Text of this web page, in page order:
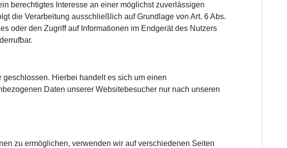
berechtigtes Interesse an einer möglichst zuverlässigen
die Verarbeitung ausschließlich auf Grundlage von Art. 6 Abs.
oder den Zugriff auf Informationen im Endgerät des Nutzers
Hierbei handelt es sich um einen
Daten unserer Websitebesucher nur nach unseren
zu ermöglichen, verwenden wir auf verschiedenen Seiten